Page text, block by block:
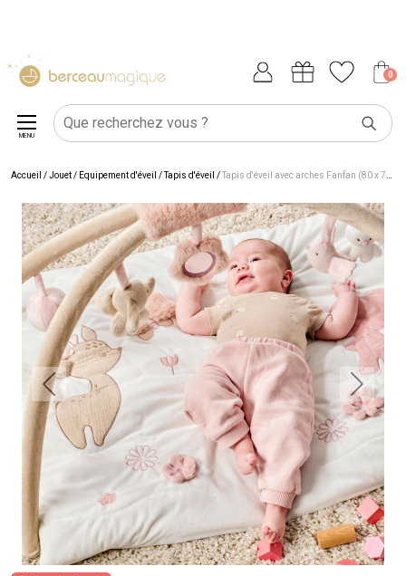
0
MENU
Accueil /Jouet/ Équipement d'éveil /Tapis d'éveil /Tapis d'éveil avec arches Fanfan (80 x 70 cm)